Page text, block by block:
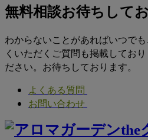
無料相談お待ちして
わからないことがあればいつで
くいただくご質問も掲載してお
ださい。お待ちしております。
よくある質問
お問い合わせ